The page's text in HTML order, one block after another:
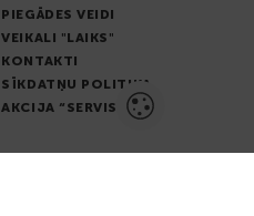
PIEGĀDES VEIDI
VEIKALI "LAIKS"
KONTAKTI
SĪKDATŅU POLITIKA
AKCIJA “SERVISS”